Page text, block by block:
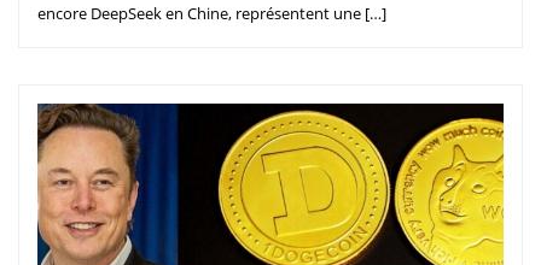
encore DeepSeek en Chine, représentent une […]